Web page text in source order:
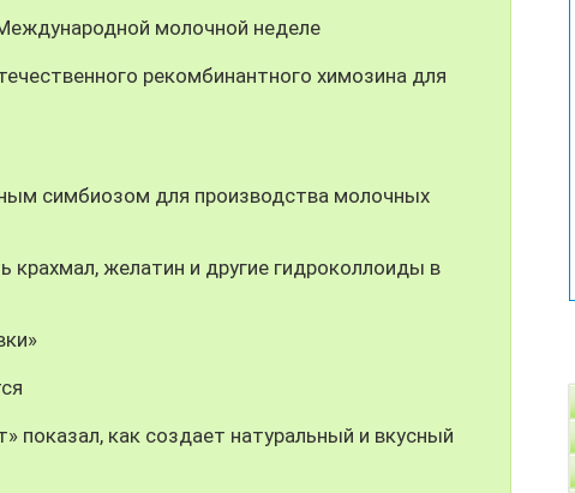
молочной неделе
рекомбинантного химозина для
симбиозом для производства молочных
желатин и другие гидроколлоиды в
показал, как создает натуральный и вкусный